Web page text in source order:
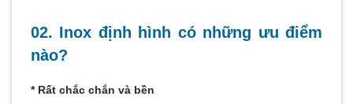
02. Inox định hình có những ưu điểm
nào?
* Rất chắc chắn và bền